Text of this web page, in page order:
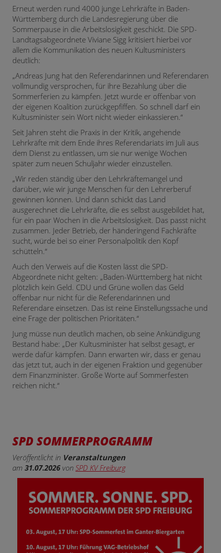
Erneut werden rund 4000 junge Lehrkräfte in Baden-
Württemberg durch die Landesregierung über die
Sommerpause in die Arbeitslosigkeit geschickt. Die SPD-
Landtagsabgeordnete Viviane Sigg kritisiert hierbei vor
allem die Kommunikation des neuen Kultusministers
deutlich:
„Andreas Jung hat den Referendarinnen und Referendaren
vollmundig versprochen, für ihre Bezahlung über die
Sommerferien zu kämpfen. Jetzt wurde er offenbar von
der eigenen Koalition zurückgepfiffen. So schnell darf ein
Kultusminister sein Wort nicht wieder einkassieren.“
Seit Jahren steht die Praxis in der Kritik, angehende
Lehrkräfte mit dem Ende ihres Referendariats im Juli aus
dem Dienst zu entlassen, um sie nur wenige Wochen
später zum neuen Schuljahr wieder einzustellen.
„Wir reden ständig über den Lehrkräftemangel und
darüber, wie wir junge Menschen für den Lehrerberuf
gewinnen können. Und dann schickt das Land
ausgerechnet die Lehrkräfte, die es selbst ausgebildet hat,
für ein paar Wochen in die Arbeitslosigkeit. Das passt nicht
zusammen. Jeder Betrieb, der händeringend Fachkräfte
sucht, würde bei so einer Personalpolitik den Kopf
schütteln.“
Auch den Verweis auf die Kosten lässt die SPD-
Abgeordnete nicht gelten: „Baden-Württemberg hat nicht
plötzlich kein Geld. CDU und Grüne wollen das Geld
offenbar nur nicht für die Referendarinnen und
Referendare einsetzen. Das ist reine Einstellungssache und
eine Frage der politischen Prioritäten.“
Jung müsse nun deutlich machen, ob seine Ankündigung
Bestand habe: „Der Kultusminister hat selbst gesagt, er
werde dafür kämpfen. Dann erwarten wir, dass er genau
das jetzt tut, auch in der eigenen Fraktion und gegenüber
dem Finanzminister. Große Worte auf Sommerfesten
reichen nicht.“
SPD SOMMERPROGRAMM
Veröffentlicht in Veranstaltungen
am 31.07.2026von SPD KV Freiburg